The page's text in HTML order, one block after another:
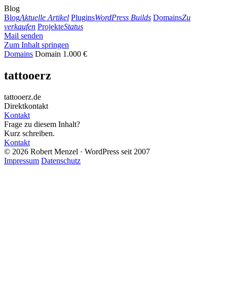
Blog
BlogAktuelle Artikel PluginsWordPress Builds DomainsZu
verkaufen ProjekteStatus
Mail senden
Zum Inhalt springen
Domains Domain 1.000 €
tattooerz
tattooerz.de
Direktkontakt
Kontakt
Frage zu diesem Inhalt?
Kurz schreiben.
Kontakt
© 2026 Robert Menzel · WordPress seit 2007
Impressum Datenschutz